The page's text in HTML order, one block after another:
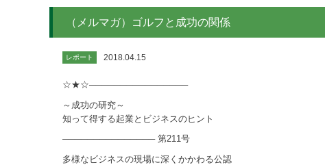
（メルマガ）ゴルフと成功の関係
レポート 2018.04.15
☆★☆────────────────
～成功の研究～
知って得する起業とビジネスのヒント
─────────────── 第211号
多様なビジネスの現場に深くかかわる公認